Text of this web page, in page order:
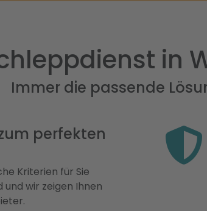
in
Immer die passende
perfekten
Kriterien für Sie
wir zeigen Ihnen